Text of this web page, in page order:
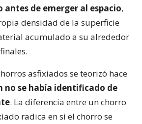
antes de emerger al espacio,
densidad de la superficie
acumulado a su alrededor
asfixiados se teorizó hace
no se había identificado de
. La diferencia entre un chorro
radica en si el chorro se